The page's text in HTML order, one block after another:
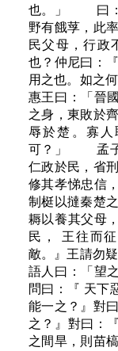
也。」 曰：
野有餓莩，此
民父母，行政
也？仲尼曰：
用之也。如
惠王曰：「晉
之身，東敗於
辱於楚。寡
可？」 孟子
仁政於民，省
修其孝悌忠信
制梃以撻秦楚
耨以養其父母
民， 王往而
敵。』王請
語人曰：「望
問曰：『 天下
能一之？』對
之？』對曰：
之間旱，則苗